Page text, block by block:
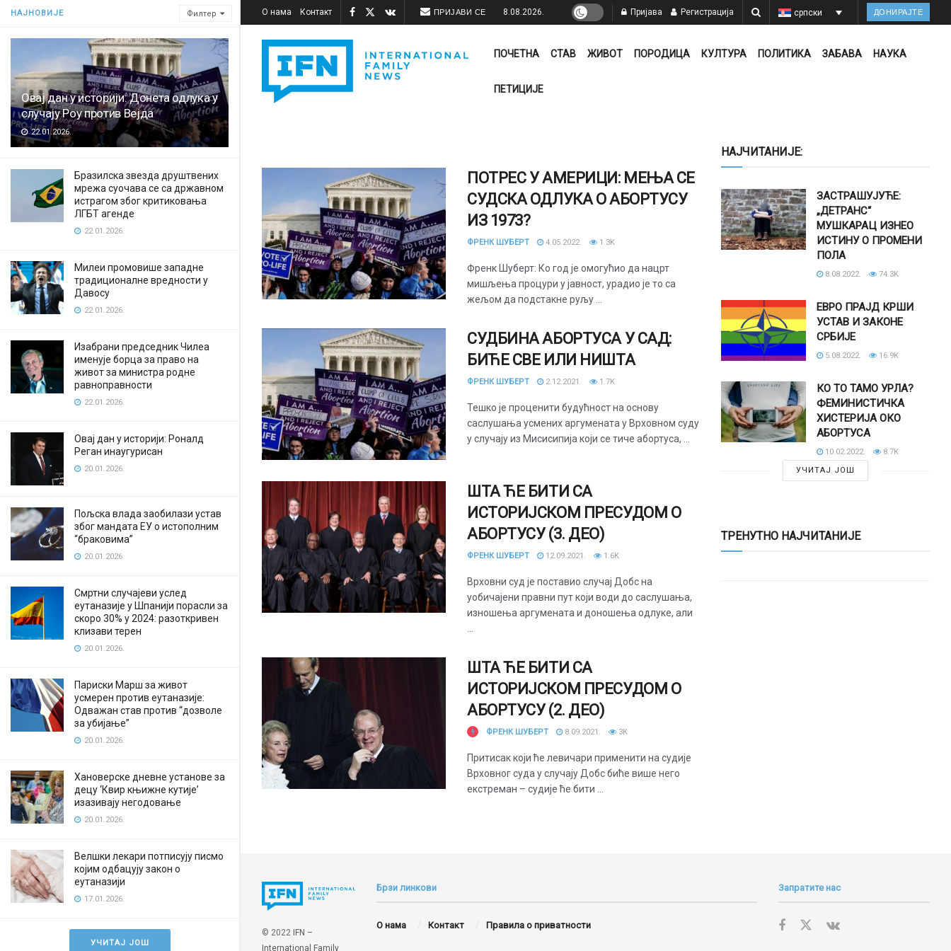
НАЈНОВИЈЕ Филтер
Овај дан у историји: Донета одлука у
случају Роу против Вејда
22.01.2026.
Бразилска звезда друштвених
мрежа суочава се са државном
истрагом због критиковања
ЛГБТ агенде
22.01.2026.
Милеи промовише западне
традиционалне вредности у
Давосу
22.01.2026.
Изабрани председник Чилеа
именује борца за право на
живот за министра родне
равноправности
22.01.2026.
Овај дан у историји: Роналд
Реган инаугурисан
20.01.2026.
Пољска влада заобилази устав
због мандата ЕУ о истополним
“браковима”
20.01.2026.
Смртни случајеви услед
еутаназије у Шпанији порасли за
скоро 30% у 2024: разоткривен
клизави терен
20.01.2026.
Париски Марш за живот
усмерен против еутаназије:
Одважан став против “дозволе
за убијање”
20.01.2026.
Хановерске дневне установе за
децу ‘Квир књижне кутије’
изазивају негодовање
20.01.2026.
Велшки лекари потписују писмо
којим одбацују закон о
еутаназији
17.01.2026.
УЧИТАЈ ЈОШ
О нама Контакт ПРИЈАВИ СЕ 8.08.2026. Пријава Регистрација српски ДОНИРАЈТЕ
ПОЧЕТНА СТАВ ЖИВОТ ПОРОДИЦА КУЛТУРА ПОЛИТИКА ЗАБАВА НАУКА
ПЕТИЦИЈЕ
ПОТРЕС У АМЕРИЦИ: МЕЊА СЕ
СУДСКА ОДЛУКА О АБОРТУСУ
ИЗ 1973?
ФРЕНК ШУБЕРТ 4.05.2022. 1.3K
Френк Шуберт: Ко год је омогућио да нацрт
мишљења процури у јавност, урадио је то са
жељом да подстакне руљу ...
СУДБИНА АБОРТУСА У САД:
БИЋЕ СВЕ ИЛИ НИШТА
ФРЕНК ШУБЕРТ 2.12.2021. 1.7K
Тешко је проценити будућност на основу
саслушања усмених аргумената у Врховном суду
у случају из Мисисипија који се тиче абортуса, ...
ШТА ЋЕ БИТИ СА
ИСТОРИЈСКОМ ПРЕСУДОМ О
АБОРТУСУ (3. ДЕО)
ФРЕНК ШУБЕРТ 12.09.2021. 1.6K
Врховни суд је поставио случај Добс на
уобичајени правни пут који води до саслушања,
изношења аргумената и доношења одлуке, али
ШТА ЋЕ БИТИ СА
ИСТОРИЈСКОМ ПРЕСУДОМ О
АБОРТУСУ (2. ДЕО)
ФРЕНК ШУБЕРТ 8.09.2021. 3K
Притисак који ће левичари применити на судије
Врховног суда у случају Добс биће више него
екстреман – судије ће бити ...
НАЈЧИТАНИЈЕ:
ЗАСТРАШУЈУЋЕ:
„ДЕТРАНС“
МУШКАРАЦ ИЗНЕО
ИСТИНУ О ПРОМЕНИ
ПОЛА
8.08.2022. 74.3K
ЕВРО ПРАЈД КРШИ
УСТАВ И ЗАКОНЕ
СРБИЈЕ
5.08.2022. 16.9K
КО ТО ТАМО УРЛА?
ФЕМИНИСТИЧКА
ХИСТЕРИЈА ОКО
АБОРТУСА
10.02.2022.
8.7K
УЧИТАЈ ЈОШ
ТРЕНУТНО НАЈЧИТАНИЈЕ
© 2022 IFN –
International Family
Брзи линкови
О нама Контакт Правила о приватности
Запратите нас